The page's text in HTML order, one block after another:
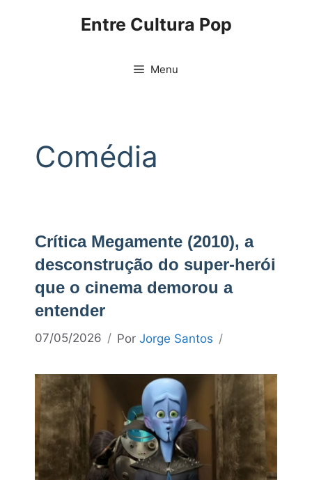
Entre Cultura Pop
Menu
Comédia
Crítica Megamente (2010), a
desconstrução do super-herói
que o cinema demorou a
entender
07/05/2026 Por Jorge Santos